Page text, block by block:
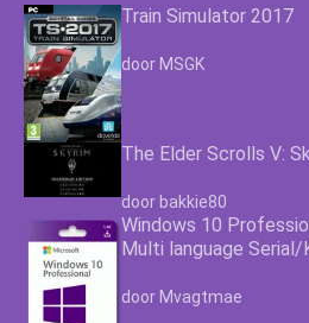
Train Simulator 2017
Waardering
door MSGK
The Elder Scrolls V:
Waardering4.63
door bakkie80
Windows 10
Multi language Serial/
Waardering4.63
door Mvagtmae